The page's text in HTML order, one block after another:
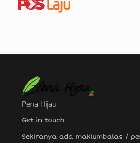
Pena Hijau
Get in touch
Sekiranya ada maklumbalas /